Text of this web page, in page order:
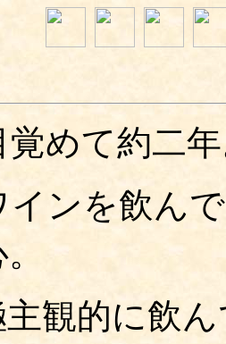
覚めて約二
インを飲ん
主観的に飲